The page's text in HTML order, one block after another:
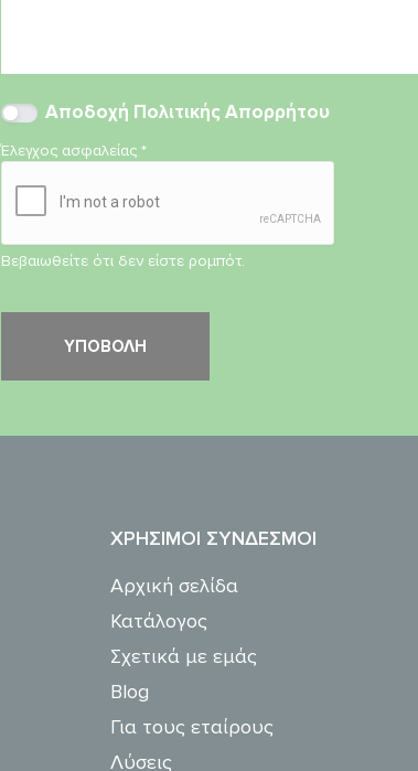
Αποδοχή Πολιτικής Απορρήτου
Έλεγχος ασφαλείας*
Βεβαιωθείτε ότι δεν είστε ρομπότ.
ΧΡΉΣΙΜΟΙ ΣΎΝΔΕΣΜΟΙ
Αρχική σελίδα
Κατάλογος
Σχετικά με εμάς
Blog
Για τους εταίρους
Λύσεις